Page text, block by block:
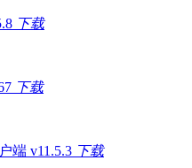
下载
下载
端 v11.5.3 下载